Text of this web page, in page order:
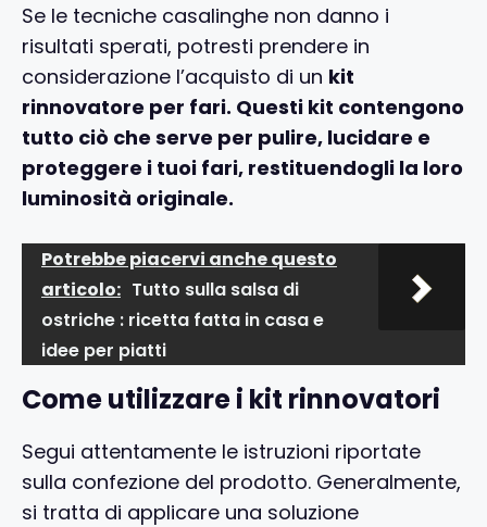
Se le tecniche casalinghe non danno i
risultati sperati, potresti prendere in
considerazione l’acquisto di un kit
rinnovatore per fari. Questi kit contengono
tutto ciò che serve per pulire, lucidare e
proteggere i tuoi fari, restituendogli la loro
luminosità originale.
Potrebbe piacervi anche questo
articolo: Tutto sulla salsa di
ostriche : ricetta fatta in casa e
idee per piatti
Come utilizzare i kit rinnovatori
Segui attentamente le istruzioni riportate
sulla confezione del prodotto. Generalmente,
si tratta di applicare una soluzione